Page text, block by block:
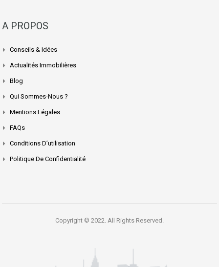
A PROPOS
Conseils & Idées
Actualités Immobilières
Blog
Qui Sommes-Nous ?
Mentions Légales
FAQs
Conditions D’utilisation
Politique De Confidentialité
Copyright © 2022. All Rights Reserved.